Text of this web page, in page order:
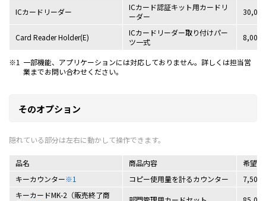
ICカードリーダー
ICカード認証キット用カードリ
ーダー
Card Reader Holder(E)
ICカードリーダー取り付けパー
ツ一式
8,000
※1 一部機能、アプリケーションには対応しておりません。詳しくは担当営
業までお問い合わせください。
そのオプション
品名 商品内容
希望
キーカウンター※1 コピー使用量を計るカウンター
7,500
キーカードMK-2（販売終了商